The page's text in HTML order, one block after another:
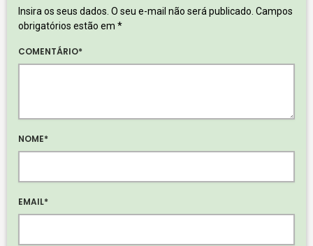
Insira os seus dados. O seu e-mail não será publicado. Campos
obrigatórios estão em *
COMENTÁRIO*
NOME*
EMAIL*